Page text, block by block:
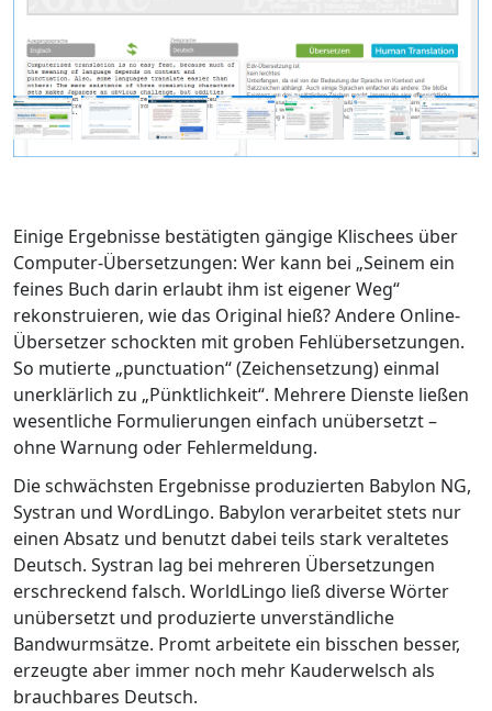
Einige Ergebnisse bestätigten gängige Klischees über
Computer-Übersetzungen: Wer kann bei „Seinem ein
feines Buch darin erlaubt ihm ist eigener Weg“
rekonstruieren, wie das Original hieß? Andere Online-
Übersetzer schockten mit groben Fehlübersetzungen.
So mutierte „punctuation“ (Zeichensetzung) einmal
unerklärlich zu „Pünktlichkeit“. Mehrere Dienste ließen
wesentliche Formulierungen einfach unübersetzt –
ohne Warnung oder Fehlermeldung.
Die schwächsten Ergebnisse produzierten Babylon NG,
Systran und WordLingo. Babylon verarbeitet stets nur
einen Absatz und benutzt dabei teils stark veraltetes
Deutsch. Systran lag bei mehreren Übersetzungen
erschreckend falsch. WorldLingo ließ diverse Wörter
unübersetzt und produzierte unverständliche
Bandwurmsätze. Promt arbeitete ein bisschen besser,
erzeugte aber immer noch mehr Kauderwelsch als
brauchbares Deutsch.